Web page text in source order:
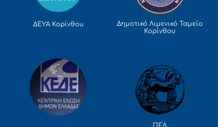
ΔΕΥΑ Κορίνθου
Δημοτικό Λιμενικό Ταμείο
Κορίνθου
ΠΕΔ